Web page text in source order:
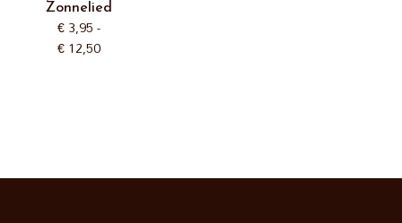
Zonnelied
€3,95-
€12,50Prijsklasse: